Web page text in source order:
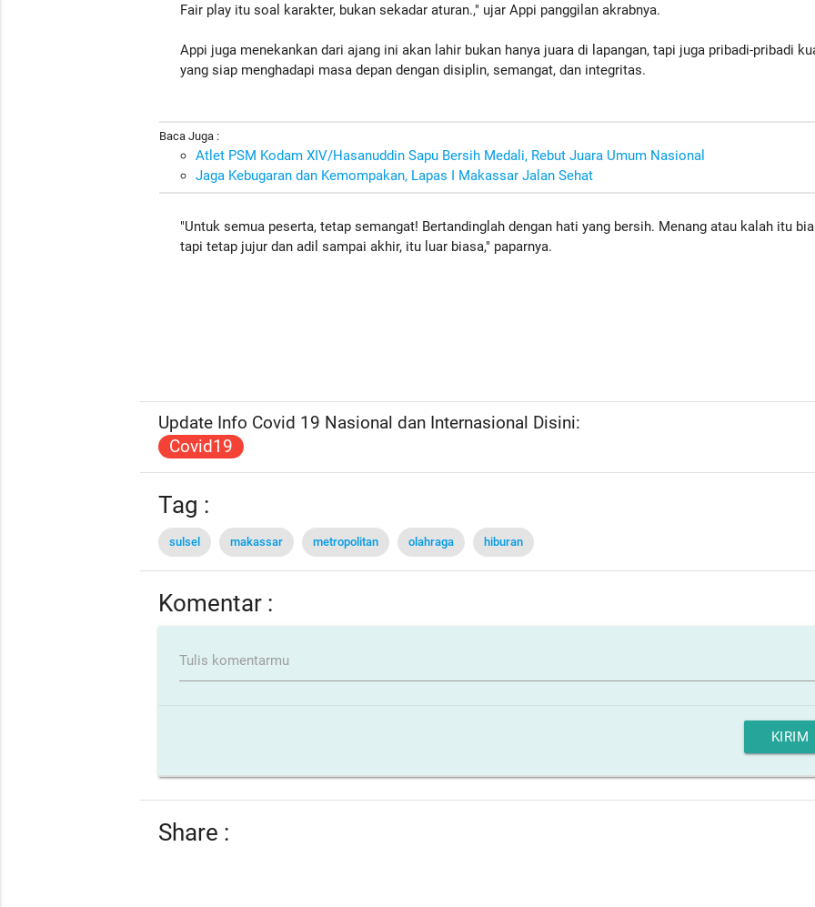
Fair play itu soal karakter, bukan sekadar aturan.," ujar Appi panggilan akrabnya.
Appi juga menekankan dari ajang ini akan lahir bukan hanya juara di lapangan, tapi juga pribadi-pribadi
yang siap menghadapi masa depan dengan disiplin, semangat, dan integritas.
Baca Juga :
Atlet PSM Kodam XIV/Hasanuddin Sapu Bersih Medali, Rebut Juara Umum Nasional
Jaga Kebugaran dan Kemompakan, Lapas I Makassar Jalan Sehat
"Untuk semua peserta, tetap semangat! Bertandinglah dengan hati yang bersih. Menang atau kalah itu
tapi tetap jujur dan adil sampai akhir, itu luar biasa," paparnya.
Update Info Covid 19 Nasional dan Internasional Disini:
Covid19
Tag :
sulsel makassar metropolitan olahraga hiburan
Komentar :
Tulis komentarmu
KIRIM
Share :